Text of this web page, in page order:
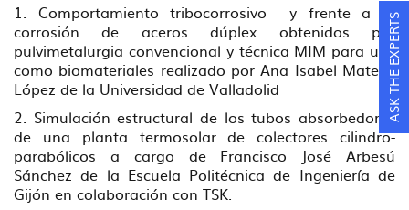
1. Comportamiento tribocorrosivo y frente a la
corrosión de aceros dúplex obtenidos por
pulvimetalurgia convencional y técnica MIM para uso
como biomateriales realizado por Ana Isabel Mateos
López de la Universidad de Valladolid
2. Simulación estructural de los tubos absorbedores
de una planta termosolar de colectores cilindro-
parabólicos a cargo de Francisco José Arbesú
Sánchez de la Escuela Politécnica de Ingeniería de
Gijón en colaboración con TSK.
ASK THE EXPERTS